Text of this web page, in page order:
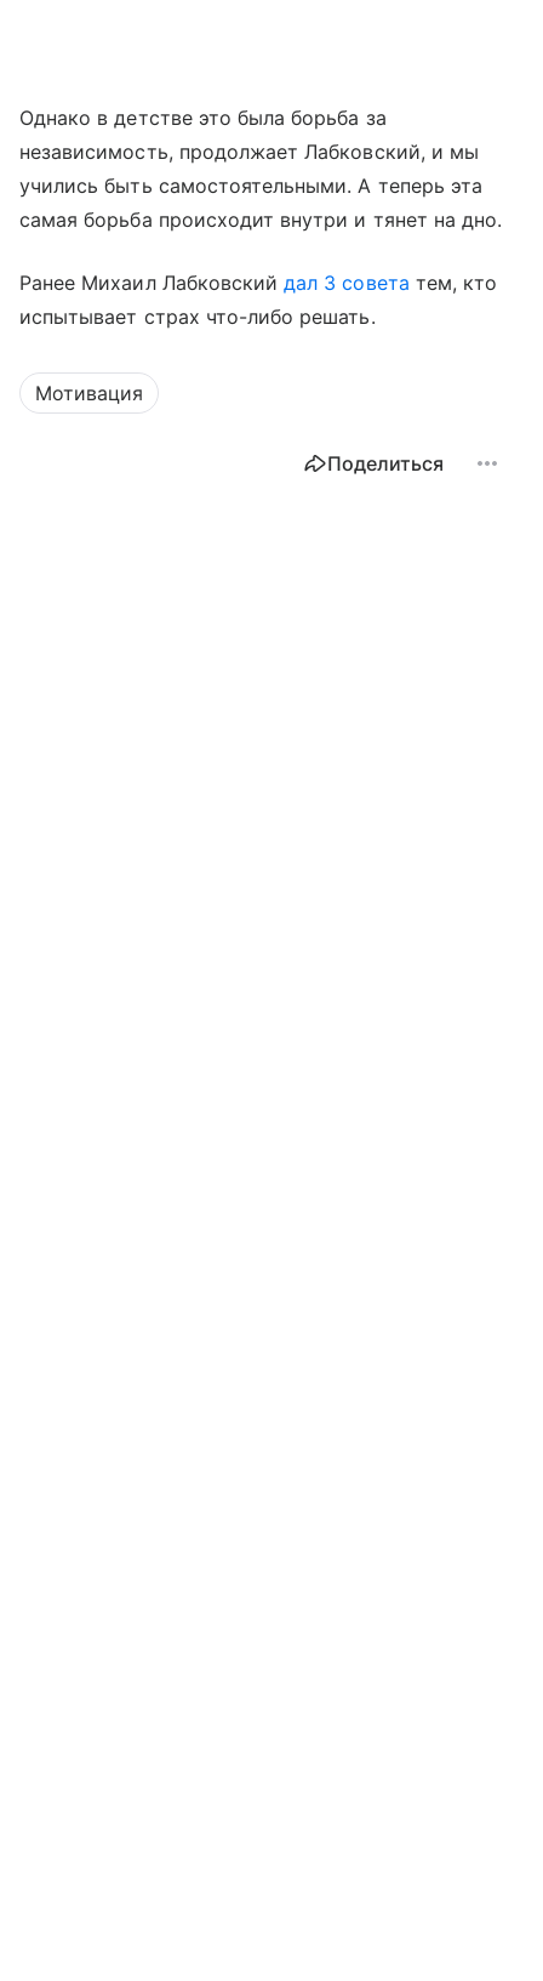
Однако в детстве это была борьба за
независимость, продолжает Лабковский, и мы
учились быть самостоятельными. А теперь эта
самая борьба происходит внутри и тянет на дно.
Ранее Михаил Лабковскийдал 3 совета тем, кто
испытывает страх что-либо решать.
Мотивация
Поделиться